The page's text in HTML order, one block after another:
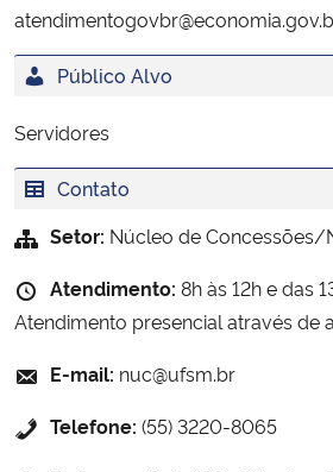
Público Alvo
Servidores
Contato
Setor: Núcleo de Concessões/
Atendimento: 8h às 12h e das
Atendimento presencial através de
E-mail: nuc@ufsm.br
Telefone: (55) 3220-8065